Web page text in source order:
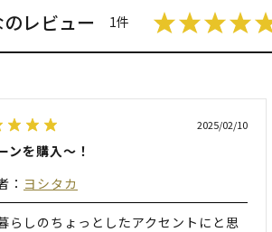
レビュー 1件
2025/02/10
ンを購入〜！
： ヨシタカ
らしのちょっとしたアクセントにと思